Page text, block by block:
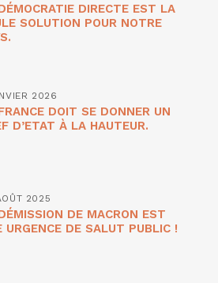
DIRECTE EST LA
SOLUTION POUR NOTRE
2026
DOIT SE DONNER UN
D’ETAT À LA HAUTEUR.
2025
DE MACRON EST
URGENCE DE SALUT PUBLIC !